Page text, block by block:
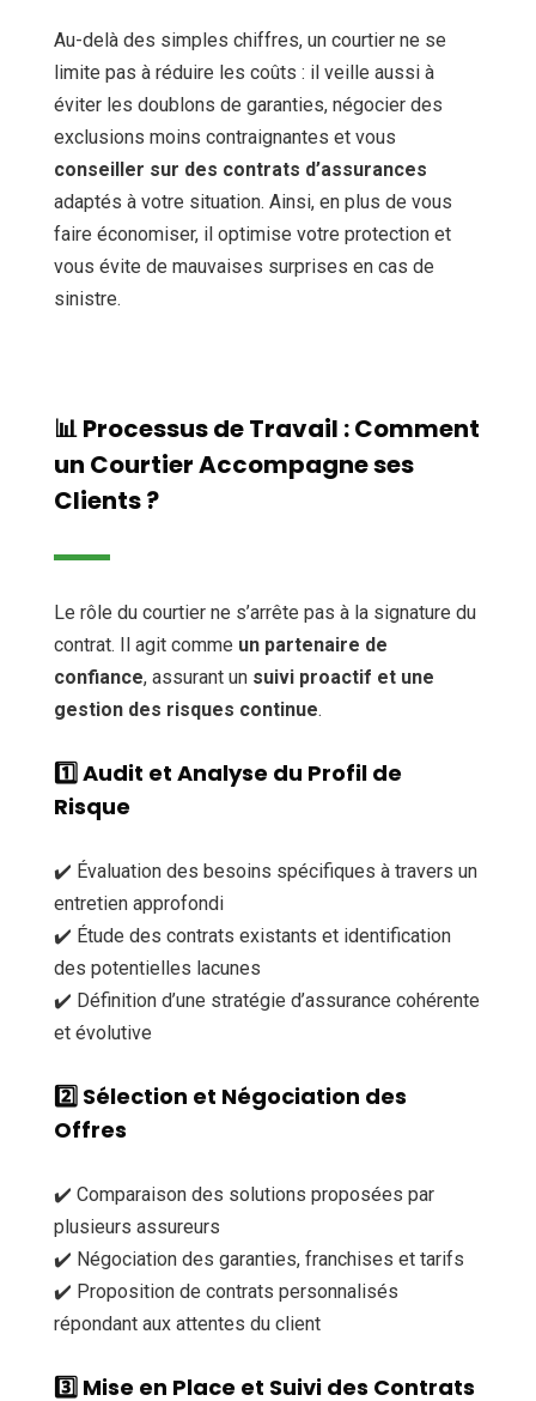
Au-delà des simples chiffres, un courtier ne se
limite pas à réduire les coûts : il veille aussi à
éviter les doublons de garanties, négocier des
exclusions moins contraignantes et vous
conseiller sur des contrats d’assurances
adaptés à votre situation. Ainsi, en plus de vous
faire économiser, il optimise votre protection et
vous évite de mauvaises surprises en cas de
sinistre.
📊 Processus de Travail : Comment
un Courtier Accompagne ses
Clients ?
Le rôle du courtier ne s’arrête pas à la signature du
contrat. Il agit comme un partenaire de
confiance, assurant un suivi proactif et une
gestion des risques continue.
1️⃣Audit et Analyse du Profil de
Risque
✔️ Évaluation des besoins spécifiques à travers un
entretien approfondi
✔️ Étude des contrats existants et identification
des potentielles lacunes
✔️ Définition d’une stratégie d’assurance cohérente
et évolutive
2️⃣ Sélection et Négociation des
Offres
✔️ Comparaison des solutions proposées par
plusieurs assureurs
✔️ Négociation des garanties, franchises et tarifs
✔️ Proposition de contrats personnalisés
répondant aux attentes du client
3️⃣ Mise en Place et Suivi des Contrats